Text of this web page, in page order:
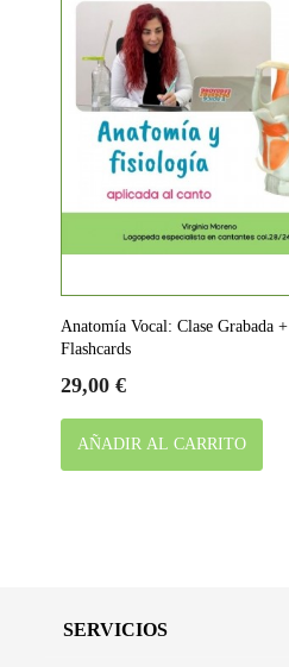
Anatomía Vocal: Clase Grabada +
Flashcards
Precio
29,00 €
AÑADIR AL CARRITO
SERVICIOS